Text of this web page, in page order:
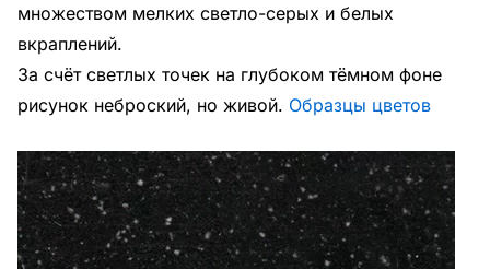
множеством мелких светло-серых и белых
вкраплений.
За счёт светлых точек на глубоком тёмном фоне
рисунок неброский, но живой. Образцы цветов